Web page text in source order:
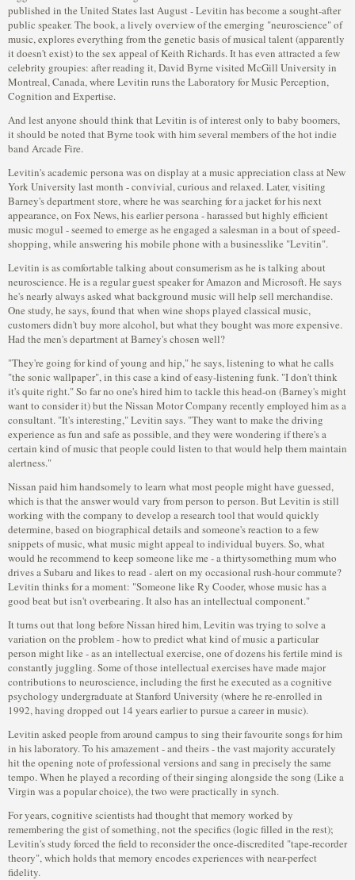
published in the United States last August - Levitin has become a sought-after
public speaker. The book, a lively overview of the emerging "neuroscience" of
music, explores everything from the genetic basis of musical talent (apparently
it doesn't exist) to the sex appeal of Keith Richards. It has even attracted a few
celebrity groupies: after reading it, David Byrne visited McGill University in
Montreal, Canada, where Levitin runs the Laboratory for Music Perception,
Cognition and Expertise.
And lest anyone should think that Levitin is of interest only to baby boomers,
it should be noted that Byrne took with him several members of the hot indie
band Arcade Fire.
Levitin's academic persona was on display at a music appreciation class at New
York University last month - convivial, curious and relaxed. Later, visiting
Barney's department store, where he was searching for a jacket for his next
appearance, on Fox News, his earlier persona - harassed but highly efficient
music mogul - seemed to emerge as he engaged a salesman in a bout of speed-
shopping, while answering his mobile phone with a businesslike "Levitin".
Levitin is as comfortable talking about consumerism as he is talking about
neuroscience. He is a regular guest speaker for Amazon and Microsoft. He says
he's nearly always asked what background music will help sell merchandise.
One study, he says, found that when wine shops played classical music,
customers didn't buy more alcohol, but what they bought was more expensive.
Had the men's department at Barney's chosen well?
"They're going for kind of young and hip," he says, listening to what he calls
"the sonic wallpaper", in this case a kind of easy-listening funk. "I don't think
it's quite right." So far no one's hired him to tackle this head-on (Barney's might
want to consider it) but the Nissan Motor Company recently employed him as a
consultant. "It's interesting," Levitin says. "They want to make the driving
experience as fun and safe as possible, and they were wondering if there's a
certain kind of music that people could listen to that would help them maintain
alertness."
Nissan paid him handsomely to learn what most people might have guessed,
which is that the answer would vary from person to person. But Levitin is still
working with the company to develop a research tool that would quickly
determine, based on biographical details and someone's reaction to a few
snippets of music, what music might appeal to individual buyers. So, what
would he recommend to keep someone like me - a thirtysomething mum who
drives a Subaru and likes to read - alert on my occasional rush-hour commute?
Levitin thinks for a moment: "Someone like Ry Cooder, whose music has a
good beat but isn't overbearing. It also has an intellectual component."
It turns out that long before Nissan hired him, Levitin was trying to solve a
variation on the problem - how to predict what kind of music a particular
person might like - as an intellectual exercise, one of dozens his fertile mind is
constantly juggling. Some of those intellectual exercises have made major
contributions to neuroscience, including the first he executed as a cognitive
psychology undergraduate at Stanford University (where he re-enrolled in
1992, having dropped out 14 years earlier to pursue a career in music).
Levitin asked people from around campus to sing their favourite songs for him
in his laboratory. To his amazement - and theirs - the vast majority accurately
hit the opening note of professional versions and sang in precisely the same
tempo. When he played a recording of their singing alongside the song (Like a
Virgin was a popular choice), the two were practically in synch.
For years, cognitive scientists had thought that memory worked by
remembering the gist of something, not the specifics (logic filled in the rest);
Levitin's study forced the field to reconsider the once-discredited "tape-recorder
theory", which holds that memory encodes experiences with near-perfect
fidelity.